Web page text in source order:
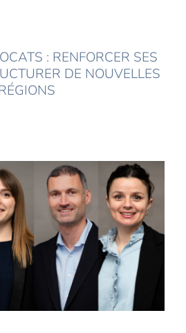
: RENFORCER SES
DE NOUVELLES